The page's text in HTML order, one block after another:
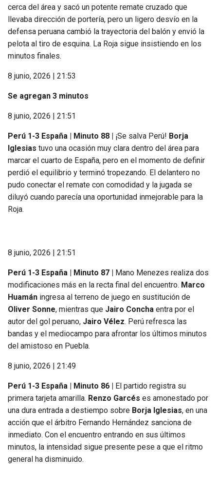
cerca del área y sacó un potente remate cruzado que
llevaba dirección de portería, pero un ligero desvío en la
defensa peruana cambió la trayectoria del balón y envió la
pelota al tiro de esquina. La Roja sigue insistiendo en los
minutos finales.
8 junio, 2026 | 21:53
Se agregan 3 minutos
8 junio, 2026 | 21:51
Perú 1-3 España | Minuto 88 | ¡Se salva Perú! Borja
Iglesias tuvo una ocasión muy clara dentro del área para
marcar el cuarto de España, pero en el momento de definir
perdió el equilibrio y terminó tropezando. El delantero no
pudo conectar el remate con comodidad y la jugada se
diluyó cuando parecía una oportunidad inmejorable para la
Roja.
8 junio, 2026 | 21:51
Perú 1-3 España | Minuto 87 | Mano Menezes realiza dos
modificaciones más en la recta final del encuentro. Marco
Huamán ingresa al terreno de juego en sustitución de
Oliver Sonne, mientras que Jairo Concha entra por el
autor del gol peruano, Jairo Vélez. Perú refresca las
bandas y el mediocampo para afrontar los últimos minutos
del amistoso en Puebla.
8 junio, 2026 | 21:49
Perú 1-3 España | Minuto 86 | El partido registra su
primera tarjeta amarilla. Renzo Garcés es amonestado por
una dura entrada a destiempo sobre Borja Iglesias, en una
acción que el árbitro Fernando Hernández sanciona de
inmediato. Con el encuentro entrando en sus últimos
minutos, la intensidad sigue presente pese a que el ritmo
general ha disminuido.